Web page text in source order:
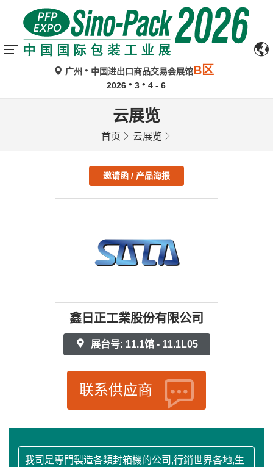
广州 中国进出口商品交易会展馆B区
2026 3 4 - 6
云展览
首页 云展览
邀请函 / 产品海报
鑫日正工業股份有限公司
展台号: 11.1馆 - 11.1L05
联系供应商
我司是專門製造各類封箱機的公司,行銷世界各地,生